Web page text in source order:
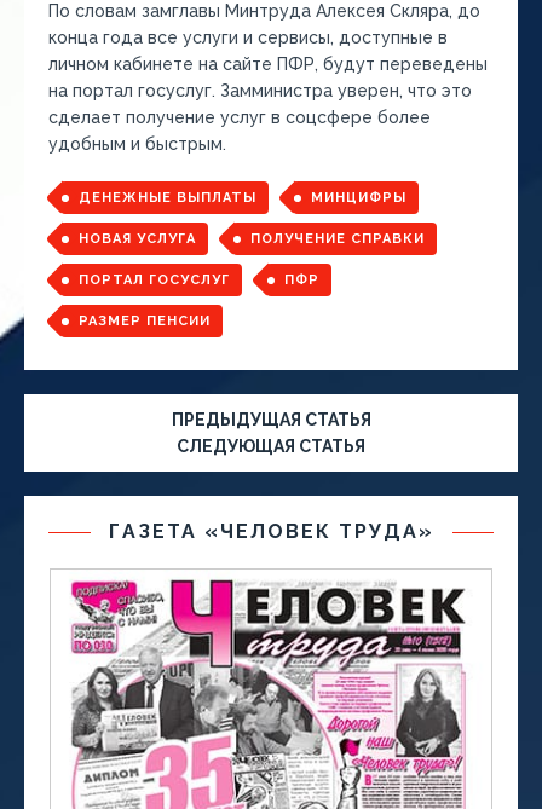
По словам замглавы Минтруда Алексея Скляра, до
конца года все услуги и сервисы, доступные в
личном кабинете на сайте ПФР, будут переведены
на портал госуслуг. Замминистра уверен, что это
сделает получение услуг в соцсфере более
удобным и быстрым.
ДЕНЕЖНЫЕ ВЫПЛАТЫ МИНЦИФРЫ
НОВАЯ УСЛУГА ПОЛУЧЕНИЕ СПРАВКИ
ПОРТАЛ ГОСУСЛУГ ПФР
РАЗМЕР ПЕНСИИ
ПРЕДЫДУЩАЯ СТАТЬЯ
СЛЕДУЮЩАЯ СТАТЬЯ
ГАЗЕТА «ЧЕЛОВЕК ТРУДА»